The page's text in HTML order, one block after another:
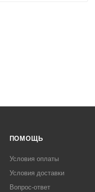
ПОМОЩЬ
Условия оплаты
Условия доставки
Вопрос-ответ